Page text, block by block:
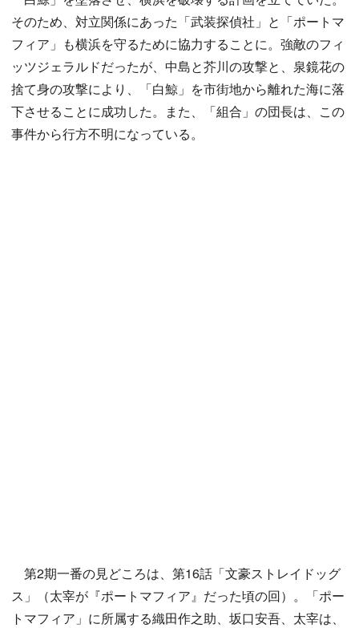
そのため、対立関係にあった「武装探偵社」と「ポートマ
フィア」も横浜を守るために協力することに。強敵のフィ
ッツジェラルドだったが、中島と芥川の攻撃と、泉鏡花の
捨て身の攻撃により、「白鯨」を市街地から離れた海に落
下させることに成功した。また、「組合」の団長は、この
事件から行方不明になっている。
第2期一番の見どころは、第16話「文豪ストレイドッグ
ス」（太宰が『ポートマフィア』だった頃の回）。「ポー
トマフィア」に所属する織田作之助、坂口安吾、太宰は、